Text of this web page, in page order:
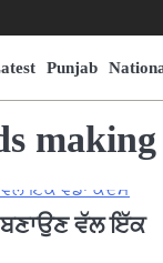
Punjab
ਵੱਲ ਇੱਕ